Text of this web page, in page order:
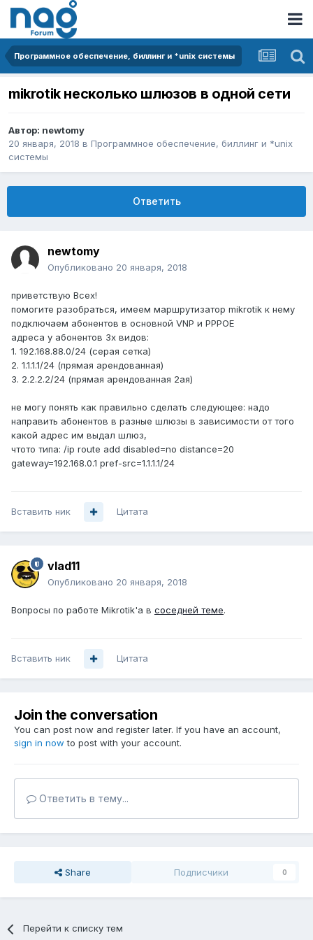
Программное обеспечение, биллинг и *unix системы
mikrotik несколько шлюзов в одной сети
Автор: newtomy
20 января, 2018 в Программное обеспечение, биллинг и *unix
системы
Ответить
newtomy
Опубликовано 20 января, 2018
приветствую Всех!
помогите разобраться, имеем маршрутизатор mikrotik к нему
подключаем абонентов в основной VNP и PPPOE
адреса у абонентов 3х видов:
1. 192.168.88.0/24 (серая сетка)
2. 1.1.1.1/24 (прямая арендованная)
3. 2.2.2.2/24 (прямая арендованная 2ая)
не могу понять как правильно сделать следующее: надо
направить абонентов в разные шлюзы в зависимости от того
какой адрес им выдал шлюз,
чтото типа: /ip route add disabled=no distance=20
gateway=192.168.0.1 pref-src=1.1.1.1/24
Вставить ник Цитата
vlad11
Опубликовано 20 января, 2018
Вопросы по работе Mikrotik'a в соседней теме.
Вставить ник Цитата
Join the conversation
You can post now and register later. If you have an account,
sign in now to post with your account.
Ответить в тему...
Share Подписчики 0
Перейти к списку тем